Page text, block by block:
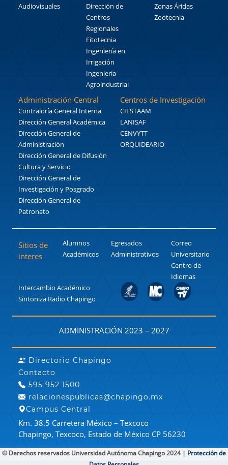
Audiovisuales
Dirección de
Centros
Regionales
Fitotecnia
Ingeniería en
Irrigación
Ingeniería
Agroindustrial
Zonas Áridas
Zootecnia
Administración Central
Contraloría General Interna
Dirección General Académica
Dirección General de
Administración
Dirección General de Difusión
Cultura y Servicio
Dirección General de
Investigación y Posgrado
Dirección General de
Patronato
Centros de Investigación
CIESTAAM
LANISAF
CENVYTT
ORQUIDEARIO
Sitios de
interes
Alumnos
Académicos
Egresados
Administrativos
Correo
Universitario
Centro de
Idiomas
Intercambio Académico
Sintoniza Radio Chapingo
ADMINISTRACIÓN 2023 – 2027
Directorio Chapingo
Contacto
595 952 1500
relacionespublicas@chapingo.mx
Campus Central
Km. 38.5 Carretera México – Texcoco
Chapingo, Texcoco, Estado de México CP 56230
© Derechos reservados Universidad Autónoma Chapingo 2024 | Protección de